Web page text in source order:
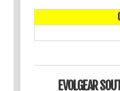
EVOLGEAR